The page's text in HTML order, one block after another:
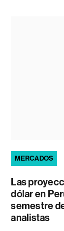
MERCADOS
Las
dólar en
semestre
analistas